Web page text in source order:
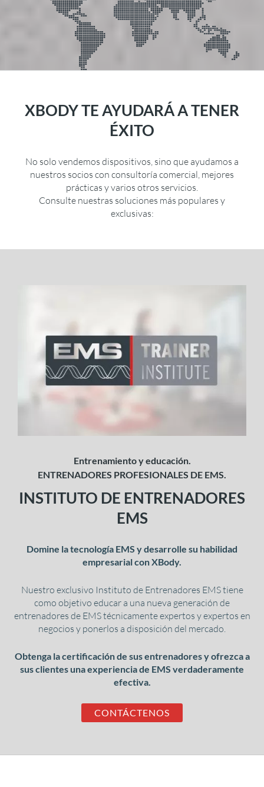
XBODY TE AYUDARÁ A TENER
ÉXITO
No solo vendemos dispositivos, sino que ayudamos a
nuestros socios con consultoría comercial, mejores
prácticas y varios otros servicios.
Consulte nuestras soluciones más populares y
exclusivas:
Entrenamientoy educación.
ENTRENADORES PROFESIONALES DE EMS.
INSTITUTO DE ENTRENADORES
EMS
Domine la tecnología EMS y desarrolle su habilidad
empresarial con XBody.
Nuestro exclusivo Instituto de Entrenadores EMS tiene
como objetivo educar a una nueva generación de
entrenadores de EMS técnicamente expertos y expertos en
negocios y ponerlos a disposición del mercado.
Obtenga la certificación de sus entrenadores y ofrezca a
sus clientes una experiencia de EMS verdaderamente
efectiva.
CONTÁCTENOS